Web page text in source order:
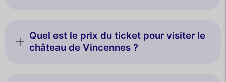
Quel est le prix du ticket pour visiter le
château de Vincennes ?